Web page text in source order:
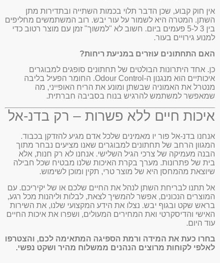
אין חוק קבוע, שכן הדבר תלוי בכמות השתייה ובתדירות מתן
השתן. המטרה היא לשמור על עור יבש. רוב המשתמשים מחליפים
בין 3 ל-5 פעמים ביום. חשוב לא "למשוך" זמן עם מוצר רטוב כדי
למנוע גירויים בעור.
האם התחתונים עוזרים במניעת ריחות?
כן. אחד היתרונות הבולטים של תחתונים סופגים למבוגרים
איכותיים הוא מנגנון ה-Odour Control. החומר הפעיל בליבה
מנטרל את האמוניה שבשתן ומונע את הריח האופייני, מה
שמאפשר למשתמש להרגיש בנוח בסביבה חברתית.
איכות חיים ללא פשרות – רק בדנ-אל
אנחנו בדנ-אל פור יו מאמינים שלכל אדם מגיע להזדקן בכבוד.
המגוון הרחב של תחתונים למבוגרים שאנו מציעים נבחר מתוך
הבנה מעמיקה של צרכי הגיל השלישי. אנחנו לא רק חנות, אלא
בית של פתרונות. מערך בקרת האיכות שלנו מבטיח שכל חבילה
שיוצאת מהמחסן היא של מוצר טרי, תקין ומוכן לשימוש.
אל תתנו לבריחת השתן לנהל את החיים שלכם או של יקיריכם. עם
המוצרים הנכונים, אפשר להמשיך לצאת, לבלות וליהנות מכל רגע,
בראש שקט ובגוף יבש. נצלו את הידע המקצועי שלנו, את השירות
האישי והדיסקרטי ואת המחירים המעולים, ושפרו את איכות החיים
עוד היום.
בחרו כעת את המידה ורמת הספיגה המתאימה לכם, והצטרפו
לאלפי לקוחות מרוצים הנהנים ממשלוח מהיר ושקט נפשי.